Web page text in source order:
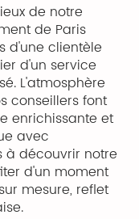
de notre
de Paris
d'une clientèle
d'un service
L'atmosphère
conseillers font
enrichissante et
avec
à découvrir notre
d'un moment
mesure, reflet